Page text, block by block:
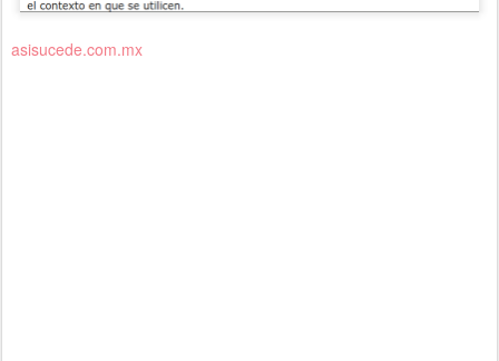
asisucede.com.mx